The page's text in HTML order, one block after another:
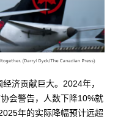
济贡献巨大。2024年，
会警告，人数下降10%就
年的实际降幅预计远超